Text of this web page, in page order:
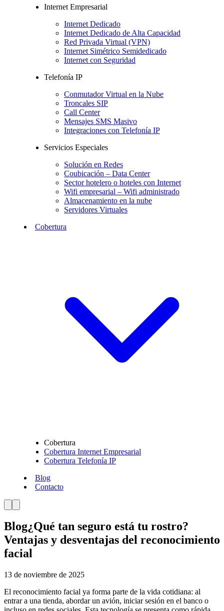
Internet Empresarial
Internet Dedicado
Internet Dedicado de Alta Capacidad
Red Privada Virtual (VPN)
Internet Simétrico Semidedicado
Internet con Seguridad
Telefonía IP
Conmutador Virtual en la Nube
Troncales SIP
Call Center
Mensajes SMS Masivo
Integraciones con Telefonía IP
Servicios Especiales
Solución en Redes
Coubicación – Data Center
Sector hotelero o hoteles con Internet
Wifi empresarial – Wifi administrado
Almacenamiento en la nube
Servidores Virtuales
Cobertura
Cobertura
Cobertura Internet Empresarial
Cobertura Telefonía IP
Blog
Contacto
Blog¿Qué tan seguro está tu rostro?
Ventajas y desventajas del reconocimiento
facial
13 de noviembre de 2025
El reconocimiento facial ya forma parte de la vida cotidiana: al
entrar a una tienda, abordar un avión, iniciar sesión en el banco o